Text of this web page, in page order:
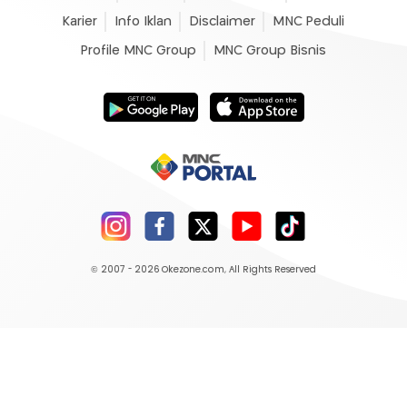
Karier Info Iklan Disclaimer MNC Peduli
Profile MNC Group MNC Group Bisnis
© 2007 - 2026 Okezone.com, All Rights Reserved